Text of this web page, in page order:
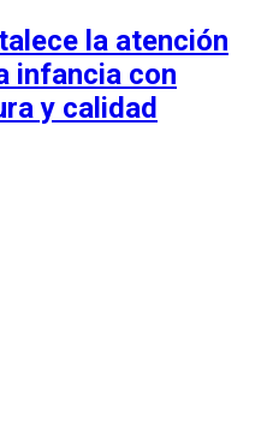
la atención
infancia con
y calidad